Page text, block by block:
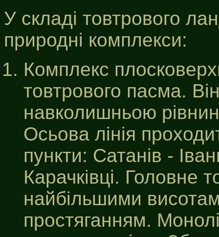
У складі товтрового
природні комплекси:
Комплекс
товтрового пасма.
навколишньою
Осьова лінія
пункти: Сатанів -
Карачківці. Головне
найбільшими
простяганням.